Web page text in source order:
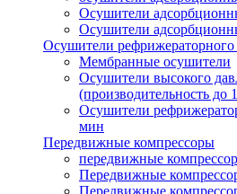
Осушители
Осушители
Осушители рефрижераторного
Мембранные осушители
Осушители высокого
(производительность до
Осушители
мин
Передвижные компрессоры
передвижные
Передвижные
Передвижные